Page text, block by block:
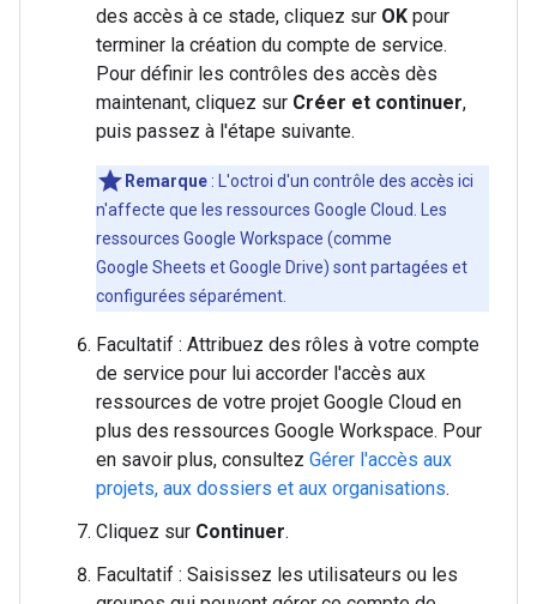
des accès à ce stade, cliquez sur OK pour
terminer la création du compte de service.
Pour définir les contrôles des accès dès
maintenant, cliquez sur Créer et continuer,
puis passez à l'étape suivante.
Remarque : L'octroi d'un contrôle des accès ici
n'affecte que les ressources Google Cloud. Les
ressources Google Workspace (comme
Google Sheets et Google Drive) sont partagées et
configurées séparément.
Facultatif : Attribuez des rôles à votre compte
de service pour lui accorder l'accès aux
ressources de votre projet Google Cloud en
plus des ressources Google Workspace. Pour
en savoir plus, consultez Gérer l'accès aux
projets, aux dossiers et aux organisations.
Cliquez sur Continuer.
Facultatif : Saisissez les utilisateurs ou les